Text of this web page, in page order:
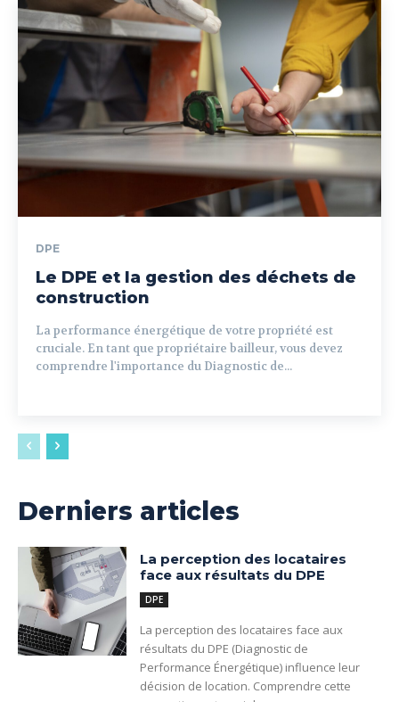
DPE
Le DPE et la gestion des déchets de
construction
La performance énergétique de votre propriété est
cruciale. En tant que propriétaire bailleur, vous devez
comprendre l'importance du Diagnostic de...
Derniers articles
La perception des locataires
face aux résultats du DPE
DPE
La perception des locataires face aux
résultats du DPE (Diagnostic de
Performance Énergétique) influence leur
décision de location. Comprendre cette